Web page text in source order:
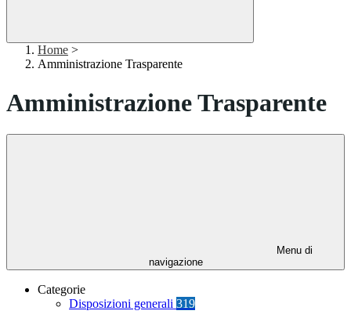
Home >
Amministrazione Trasparente
Amministrazione Trasparente
Menu di
navigazione
Categorie
Disposizioni generali 319